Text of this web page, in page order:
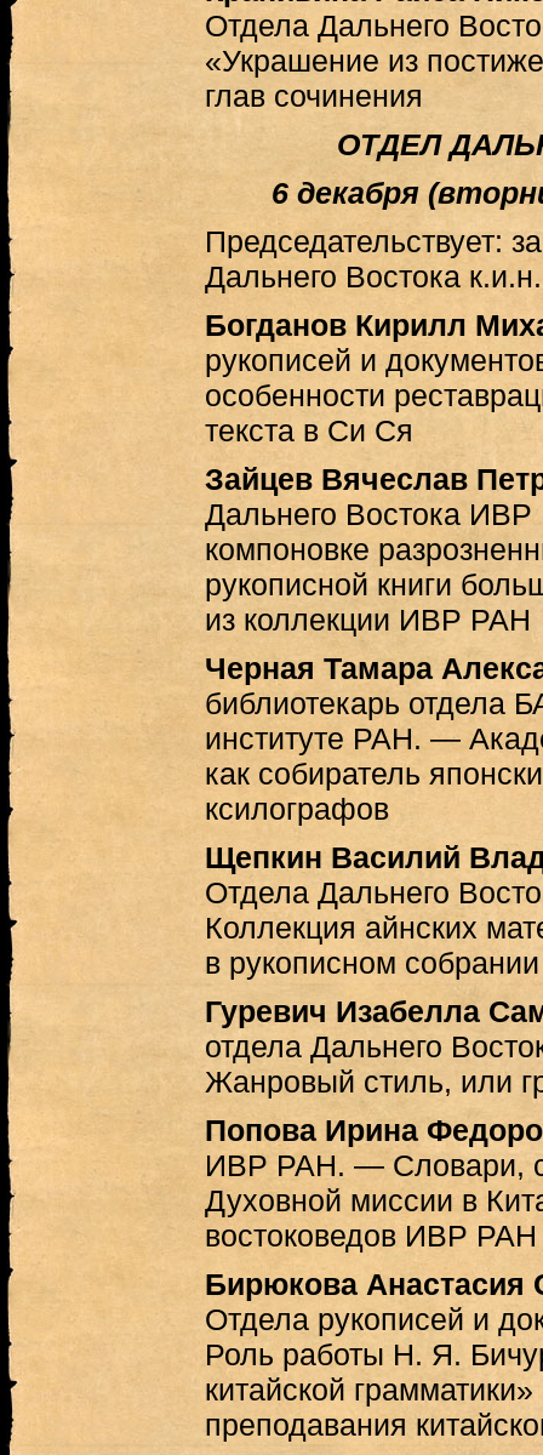
Отдела Дальнего
«Украшение из
глав сочинения
ОТДЕЛ
6 декабря
Председательствует:
Дальнего Востока
Богданов Кирилл
рукописей и
особенности
текста в Си Ся
Зайцев Вячеслав
Дальнего Востока
компоновке
рукописной книги
из коллекции ИВР РАН
Черная Тамара
библиотекарь отдела
институте РАН. —
как собиратель
ксилографов
Щепкин Василий
Отдела Дальнего
Коллекция айнских
в рукописном
Гуревич Изабелла
отдела Дальнего
Жанровый стиль, или
Попова Ирина
ИВР РАН. — Словари,
Духовной миссии в
востоковедов ИВР РАН
Бирюкова Анастасия
Отдела рукописей и
Роль работы Н. Я.
китайской
преподавания